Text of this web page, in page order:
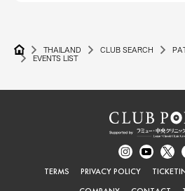
THAILAND CLUB SEARCH
EVENTS LIST
TERMS PRIVACY POLICY